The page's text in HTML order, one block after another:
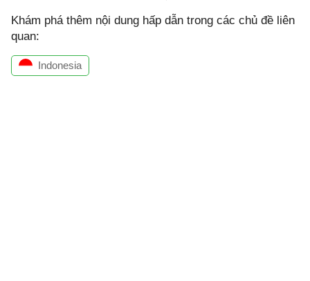
Khám phá thêm nội dung hấp dẫn trong các chủ đề liên
quan:
Indonesia